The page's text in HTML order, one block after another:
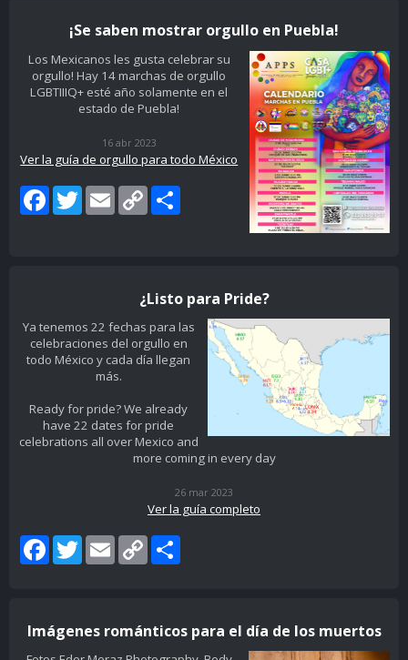
¡Se saben mostrar orgullo en Puebla!
Los Mexicanos les gusta celebrar su
orgullo! Hay 14 marchas de orgullo
LGBTIIIQ+ esté año solamente en el
estado de Puebla!
16 abr 2023
Ver la guía de orgullo para todo México
FacebookTwitterEmail Copy
Link
¿Listo para Pride?
Ya tenemos 22 fechas para las
celebraciones del orgullo en
todo México y cada día llegan
más.
Ready for pride? We already
have 22 dates for pride
celebrations all over Mexico and
more coming in every day
26 mar 2023
Ver la guía completo
FacebookTwitterEmail Copy
Link
Imágenes románticos para el día de los muertos